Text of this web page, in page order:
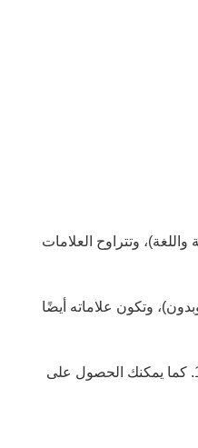
وتتراوح العلامات
وتكون علاماته أيضًا
وبذلك يكون المجموع الكلي للدرجات في الاختبار يتراوح بين 400 و1600. كما يمكنك الحصول على